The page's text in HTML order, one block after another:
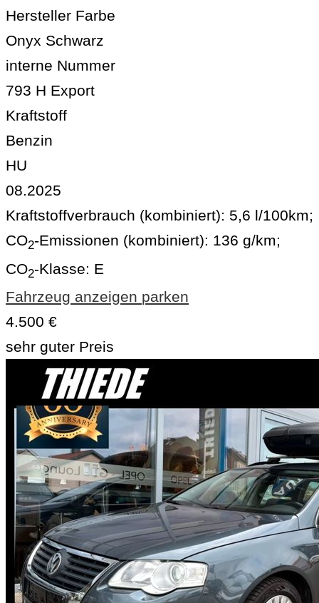
Hersteller Farbe
Onyx Schwarz
interne Nummer
793 H Export
Kraftstoff
Benzin
HU
08.2025
Kraftstoffverbrauch (kombiniert): 5,6 l/100km;
CO2-Emissionen (kombiniert): 136 g/km;
CO2-Klasse: E
Fahrzeug anzeigen parken
4.500 €
sehr guter Preis